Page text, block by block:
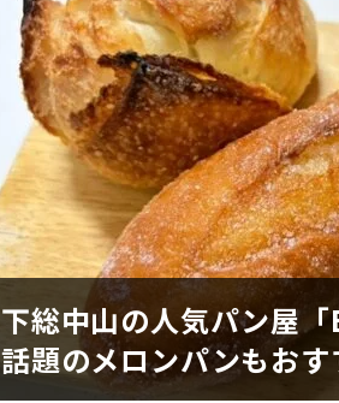
下総中山の人気パン屋「
話題のメロンパンもおす